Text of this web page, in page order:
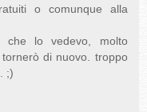
o comunque alla
lo vedevo, molto
di nuovo. troppo
;)